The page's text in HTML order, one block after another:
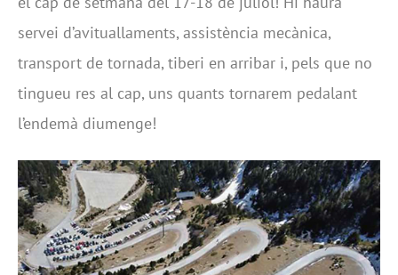
servei d’avituallaments, assistència mecànica,
transport de tornada, tiberi en arribar i, pels que no
tingueu res al cap, uns quants tornarem pedalant
l’endemà diumenge!